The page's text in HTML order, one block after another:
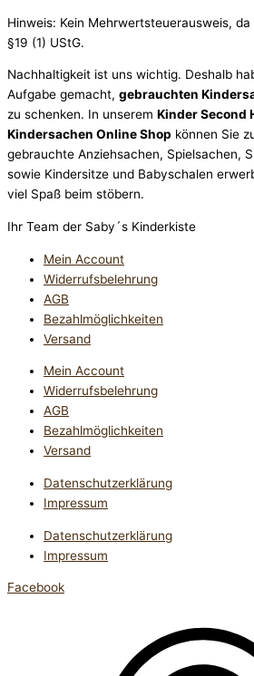
Hinweis: Kein Mehrwertsteuerausweis,
§19 (1) UStG.
Nachhaltigkeit ist uns wichtig. Deshalb
Aufgabe gemacht, gebrauchten
zu schenken. In unserem Kinder Second
Kindersachen Online Shop können Sie
gebrauchte Anziehsachen, Spiel­sachen,
sowie Kindersitze und Babyschalen
viel Spaß beim stöbern.
Ihr Team der Saby´s Kinderkiste
Mein Account
Widerrufsbelehrung
AGB
Bezahlmöglichkeiten
Versand
Mein Account
Widerrufsbelehrung
AGB
Bezahlmöglichkeiten
Versand
Datenschutzerklärung
Impressum
Datenschutzerklärung
Impressum
Facebook